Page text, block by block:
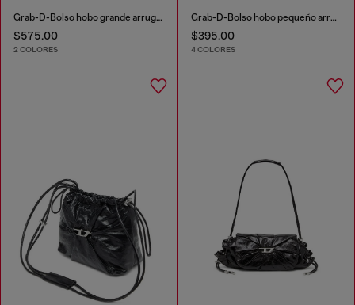
Grab-D-Bolso hobo grande arrugado
$575.00
2 COLORES
Grab-D-Bolso hobo pequeño arrugado
$395.00
4 COLORES